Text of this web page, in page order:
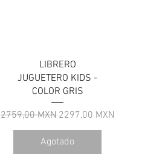
LIBRERO
JUGUETERO KIDS -
COLOR GRIS
Precio
2759,00 MXN Precio de oferta
2297,00 MXN
Agotado